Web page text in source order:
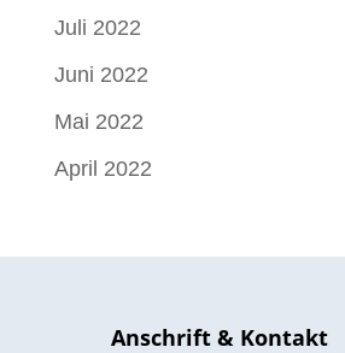
Juli 2022
Juni 2022
Mai 2022
April 2022
Anschrift & Kontakt